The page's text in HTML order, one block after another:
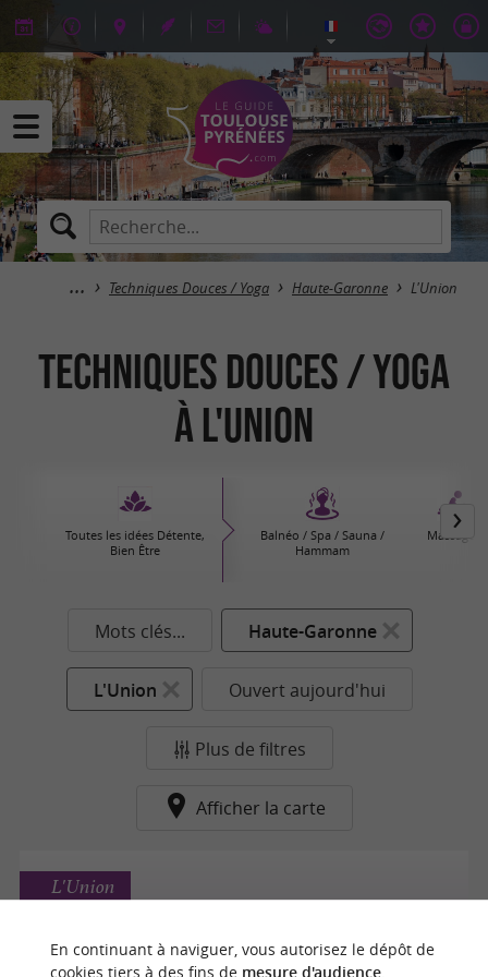
Techniques Douces / Yoga Haute-Garonne L'Union
Techniques Douces / Yoga
à L'Union
Toutes les idées Détente,
Bien Être
Balnéo / Spa / Sauna /
Hammam
Massages
Mots clés... Haute-Garonne
L'Union Ouvert aujourd'hui
Plus de filtres
Afficher la carte
L'Union
En continuant à naviguer, vous autorisez le dépôt de
cookies tiers à des fins de mesure d'audience.